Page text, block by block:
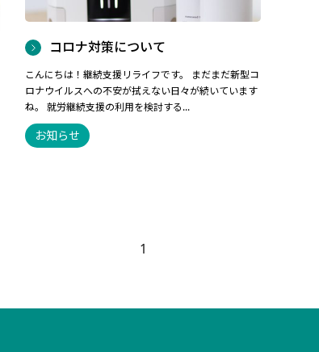
コロナ対策について
こんにちは！継続支援リライフです。 まだまだ新型コ
ロナウイルスへの不安が拭えない日々が続いています
ね。 就労継続支援の利用を検討する...
お知らせ
1